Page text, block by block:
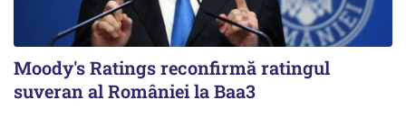
Moody's Ratings reconfirmă ratingul
suveran al României la Baa3